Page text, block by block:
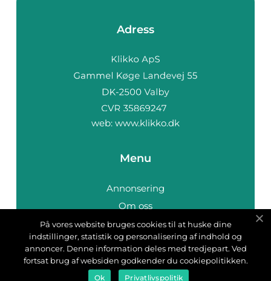
Adress
web: www.klikko.dk
Menu
Annonsering
Om oss
Cookies
Kontakta oss
Sitemap
På vores website bruges cookies til at huske dine
indstillinger, statistik og personalisering af indhold og
annoncer. Denne information deles med tredjepart. Ved
fortsat brug af websiden godkender du cookiepolitikken.
Ok Privatlivspolitik